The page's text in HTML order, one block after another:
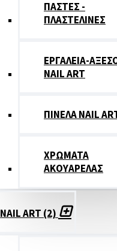
ΠΑΣΤΕΣ -
ΠΛΑΣΤΕΛΙΝΕΣ
ΕΡΓΑΛΕΙΑ-
NAIL ART
ΠΙΝΕΛΑ NAIL
ΧΡΩΜΑΤΑ
ΑΚΟΥΑΡΕΛΑΣ
NAIL ART (2)